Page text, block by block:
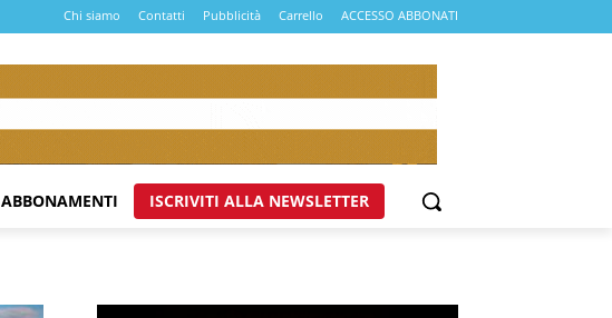
Chi siamo Contatti Pubblicità Carrello ACCESSO ABBONATI
ABBONAMENTI ISCRIVITI ALLA NEWSLETTER